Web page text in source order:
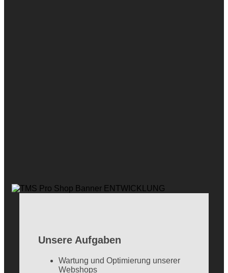
Unsere Aufgaben
Wartung und Optimierung unserer
Webshops